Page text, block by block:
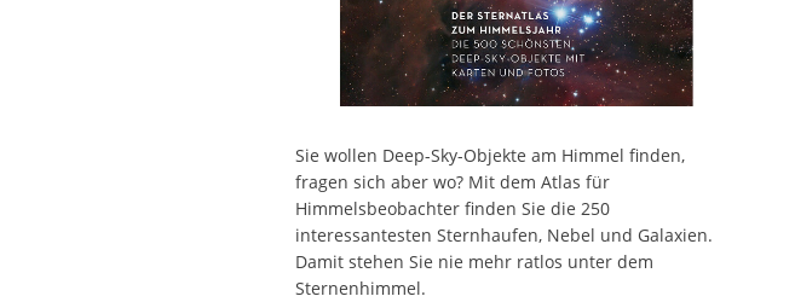
Sie wollen Deep-Sky-Objekte am Himmel finden,
fragen sich aber wo? Mit dem Atlas für
Himmelsbeobachter finden Sie die 250
interessantesten Sternhaufen, Nebel und Galaxien.
Damit stehen Sie nie mehr ratlos unter dem
Sternenhimmel.